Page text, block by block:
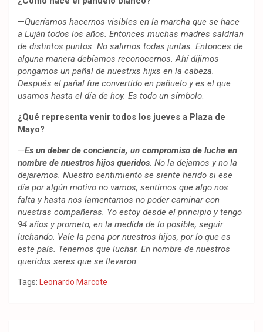
—Queríamos hacernos visibles en la marcha que se hace
a Luján todos los años. Entonces muchas madres saldrían
de distintos puntos. No salimos todas juntas. Entonces de
alguna manera debíamos reconocernos. Ahí dijimos
pongamos un pañal de nuestrxs hijxs en la cabeza.
Después el pañal fue convertido en pañuelo y es el que
usamos hasta el día de hoy. Es todo un símbolo.
¿Qué representa venir todos los jueves a Plaza de
Mayo?
—Es un deber de conciencia, un compromiso de lucha en
nombre de nuestros hijos queridos. No la dejamos y no la
dejaremos. Nuestro sentimiento se siente herido si ese
día por algún motivo no vamos, sentimos que algo nos
falta y hasta nos lamentamos no poder caminar con
nuestras compañeras. Yo estoy desde el principio y tengo
94 años y prometo, en la medida de lo posible, seguir
luchando. Vale la pena por nuestros hijos, por lo que es
este país. Tenemos que luchar. En nombre de nuestros
queridos seres que se llevaron.
Tags: Leonardo Marcote